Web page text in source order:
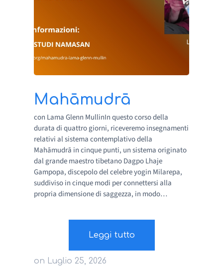
Mahāmudrā
on Luglio 25, 2026
con Lama Glenn MullinIn questo corso della
durata di quattro giorni, riceveremo insegnamenti
relativi al sistema contemplativo della
Mahāmudrā in cinque punti, un sistema originato
dal grande maestro tibetano Dagpo Lhaje
Gampopa, discepolo del celebre yogin Milarepa,
suddiviso in cinque modi per connettersi alla
propria dimensione di saggezza, in modo…
Leggi tutto